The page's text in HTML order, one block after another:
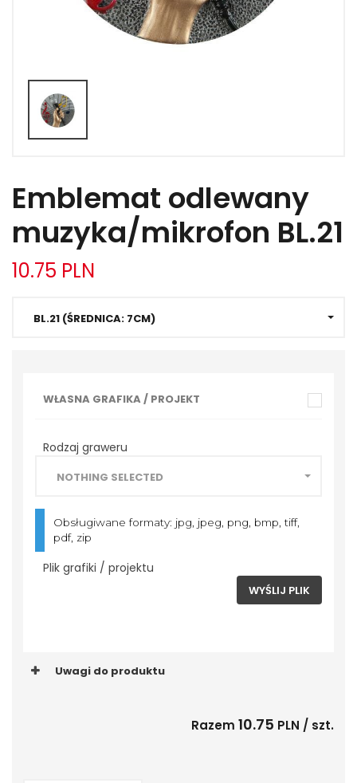
FIGURKI SPORTOWE
classic
Emblematy Blaze
DYPLOMY PAPIEROWE
TROPHY PACKS
PROMOCJE
Emblemat odlewany
muzyka/mikrofon BL.21
10.75 PLN
BL.21 (ŚREDNICA: 7CM)
WŁASNA GRAFIKA / PROJEKT
Rodzaj graweru
NOTHING SELECTED
Obsługiwane formaty: jpg, jpeg, png, bmp, tiff,
pdf, zip
Plik grafiki / projektu
WYŚLIJ PLIK
Uwagi do produktu
Razem 10.75 PLN / szt.